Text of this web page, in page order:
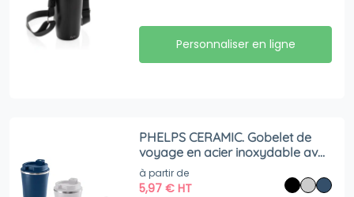
Personnaliser en ligne
PHELPS CERAMIC. Gobelet de
voyage en acier inoxydable avec
intérieur en céramique 470 ml
à partir de
5,97€ HT